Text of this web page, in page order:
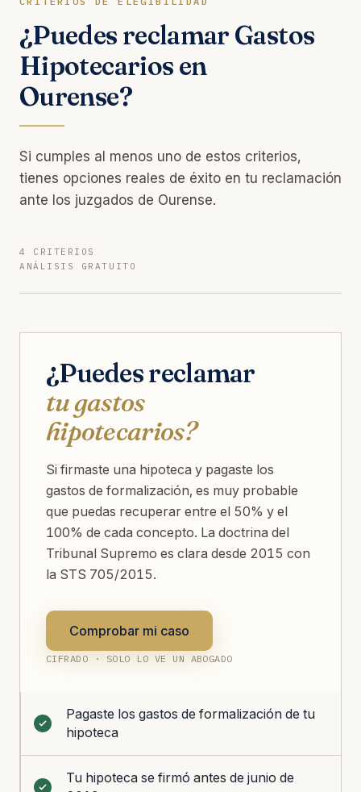
¿Puedes reclamar Gastos
Hipotecarios en
Ourense?
Si cumples al menos uno de estos criterios,
tienes opciones reales de éxito en tu reclamación
ante los juzgados de Ourense.
4 CRITERIOS
ANÁLISIS GRATUITO
¿Puedes reclamar
tu gastos
hipotecarios?
Si firmaste una hipoteca y pagaste los
gastos de formalización, es muy probable
que puedas recuperar entre el 50% y el
100% de cada concepto. La doctrina del
Tribunal Supremo es clara desde 2015 con
la STS 705/2015.
Comprobar mi caso
CIFRADO · SOLO LO VE UN ABOGADO
Pagaste los gastos de formalización de tu
hipoteca
Tu hipoteca se firmó antes de junio de